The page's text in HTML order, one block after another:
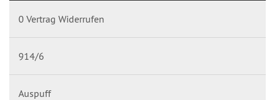
0 Vertrag Widerrufen
914/6
Auspuff